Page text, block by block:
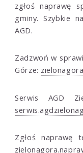
zgłoś naprawę
gminy. Szybkie
AGD.
Zadzwoń w
Górze:
Serwis AGD
Zgłoś naprawę